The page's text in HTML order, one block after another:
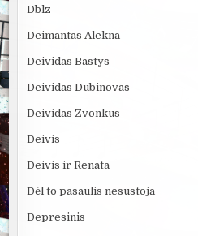
Dblz
Deimantas Alekna
Deividas Bastys
Deividas Dubinovas
Deividas Zvonkus
Deivis
Deivis ir Renata
Dėl to pasaulis nesustoja
Depresinis